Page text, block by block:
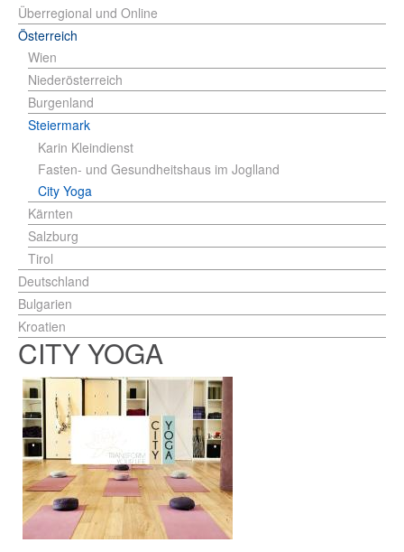
Überregional und Online
Österreich
Wien
Niederösterreich
Burgenland
Steiermark
Karin Kleindienst
Fasten- und Gesundheitshaus im Joglland
City Yoga
Kärnten
Salzburg
Tirol
Deutschland
Bulgarien
Kroatien
CITY YOGA